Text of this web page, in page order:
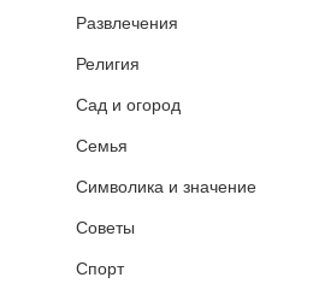
Развлечения
Религия
Сад и огород
Семья
Символика и значение
Советы
Спорт